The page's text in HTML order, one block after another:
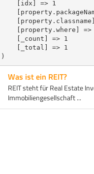
    [idx] => 1
[property.where] =>
    [_count] => 1
    [_total] => 1
Was ist ein REIT?
​REIT steht für Real Estate
Immobiliengesellschaft ...